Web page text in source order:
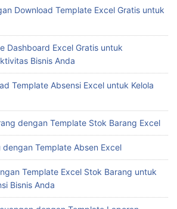
dengan Kwitansi Template Excel
dengan Download Template
Pribadi
Download Template Excel Gratis untuk
Dashboard Excel Gratis untuk
Bisnis Anda
Template Absensi Excel untuk Kelola
dengan Template Stok Barang Excel